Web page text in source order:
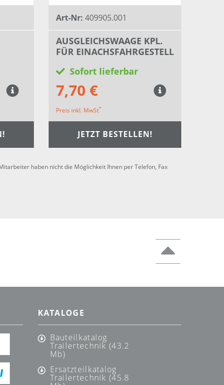
Art-Nr: 409905.001
AUSGLEICHSWAAGE KPL.
FÜR EINACHSFAHRGESTELL
Sofort lieferbar
7,70 €
Preis inkl. MwSt*
JETZT BESTELLEN!
haben nicht die Möglichkeit Ihnen per Telefon, Fax
KATALOGE
Bauteilkatalog
Trailertechnik (43.2
Mb)
Ersatzteilkatalog
Trailertechnik (45.8